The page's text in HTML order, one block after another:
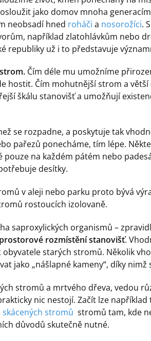
jako domov mnoha
neobsadí hned roháči a nosorožíci.
například zlatohlávkům nebo
republiky už i to představuje
Čím déle mu umožníme
hostit. Čím mohutnější strom a větší
škálu stanovišť a umožňují
se rozpadne, a poskytuje tak
pařezů ponecháme, tím lépe.
na každém pátém nebo
desítky.
v aleji nebo parku proto bývá
rostoucích izolovaně.
saproxylických organismů –
prostorové rozmístění stanovišť.
starých stromů. Několik
jako „nášlapné kameny“, díky
stromů a mrtvého dřeva, vedou
nic nestojí. Začít lze
skácených stromů stromů tam, kde
důvodů skutečně nutné.